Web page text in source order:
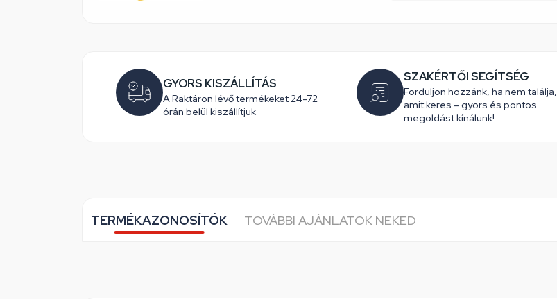
GYORS KISZÁLLÍTÁS
A Raktáron lévő termékeket 24-72
órán belül kiszállítjuk
SZAKÉRTŐI SEGÍTSÉG
Forduljon hozzánk, ha nem találja,
amit keres – gyors és pontos
megoldást kínálunk!
TERMÉKAZONOSÍTÓK TOVÁBBI AJÁNLATOK NEKED